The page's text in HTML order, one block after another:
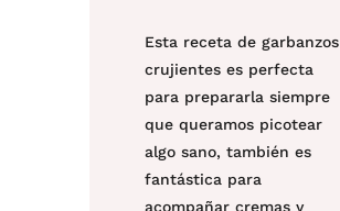
Esta receta de garbanzos
crujientes es perfecta
para prepararla siempre
que queramos picotear
algo sano, también es
fantástica para
acompañar cremas y